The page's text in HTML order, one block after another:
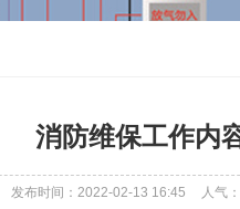
消防维保工作内
发布时间：2022-02-13 16:45 人气：